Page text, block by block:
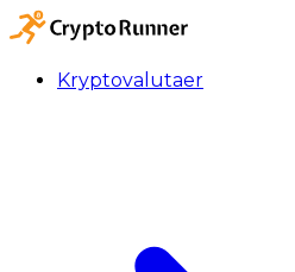
Kryptovalutaer